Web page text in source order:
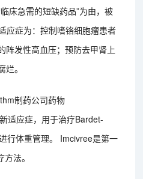
床急需的短缺药品”为由，被
应症为：控制嗜铬细胞瘤患者
阵发性高血压；预防去甲肾上
。
制药公司药物
适应症，用于治疗Bardet-
行体重管理。 Imcivree是第一
法。